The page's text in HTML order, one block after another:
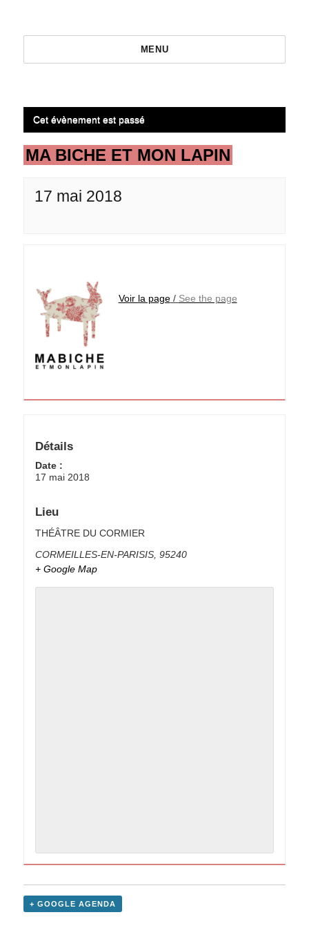
MENU
Cet évènement est passé
MA BICHE ET MON LAPIN
17 mai 2018
Voir la page/ See the page
Détails
Date :
17 mai 2018
Lieu
THÉÂTRE DU CORMIER
CORMEILLES-EN-PARISIS, 95240
+ Google Map
+ GOOGLE AGENDA